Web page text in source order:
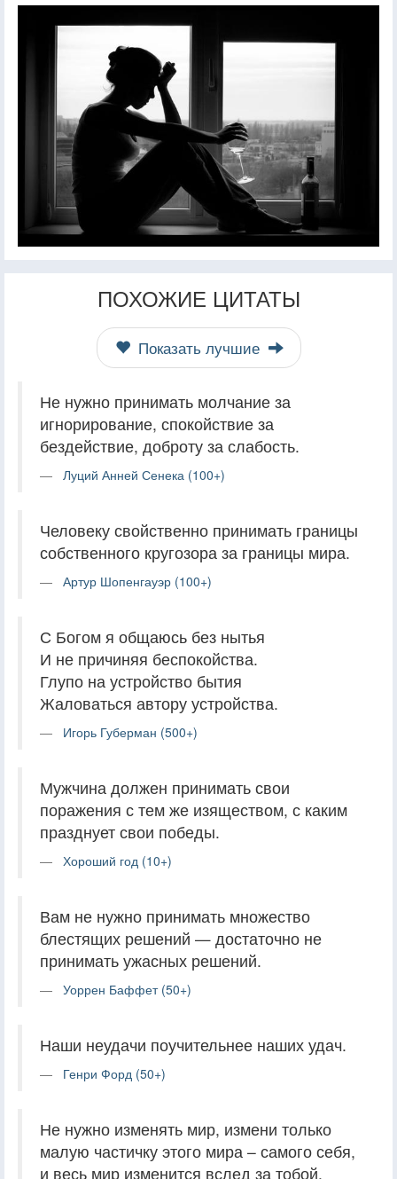
ПОХОЖИЕ ЦИТАТЫ
Показать лучшие
Не нужно принимать молчание за
игнорирование, спокойствие за
бездействие, доброту за слабость.
Луций Анней Сенека (100+)
Человеку свойственно принимать границы
собственного кругозора за границы мира.
Артур Шопенгауэр (100+)
С Богом я общаюсь без нытья
И не причиняя беспокойства.
Глупо на устройство бытия
Жаловаться автору устройства.
Игорь Губерман (500+)
Мужчина должен принимать свои
поражения с тем же изяществом, с каким
празднует свои победы.
Хороший год (10+)
Вам не нужно принимать множество
блестящих решений — достаточно не
принимать ужасных решений.
Уоррен Баффет (50+)
Наши неудачи поучительнее наших удач.
Генри Форд (50+)
Не нужно изменять мир, измени только
малую частичку этого мира – самого себя,
и весь мир изменится вслед за тобой.